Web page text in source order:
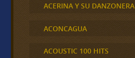
ACERINA Y SU DANZONERA
ACONCAGUA
ACOUSTIC 100 HITS